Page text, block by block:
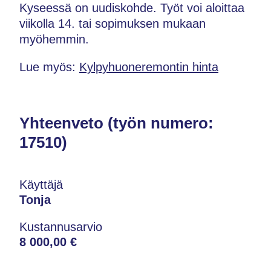
Kyseessä on uudiskohde. Työt voi aloittaa
viikolla 14. tai sopimuksen mukaan
myöhemmin.
Lue myös: Kylpyhuoneremontin hinta
Yhteenveto (työn numero:
17510)
Käyttäjä
Tonja
Kustannusarvio
8 000,00 €